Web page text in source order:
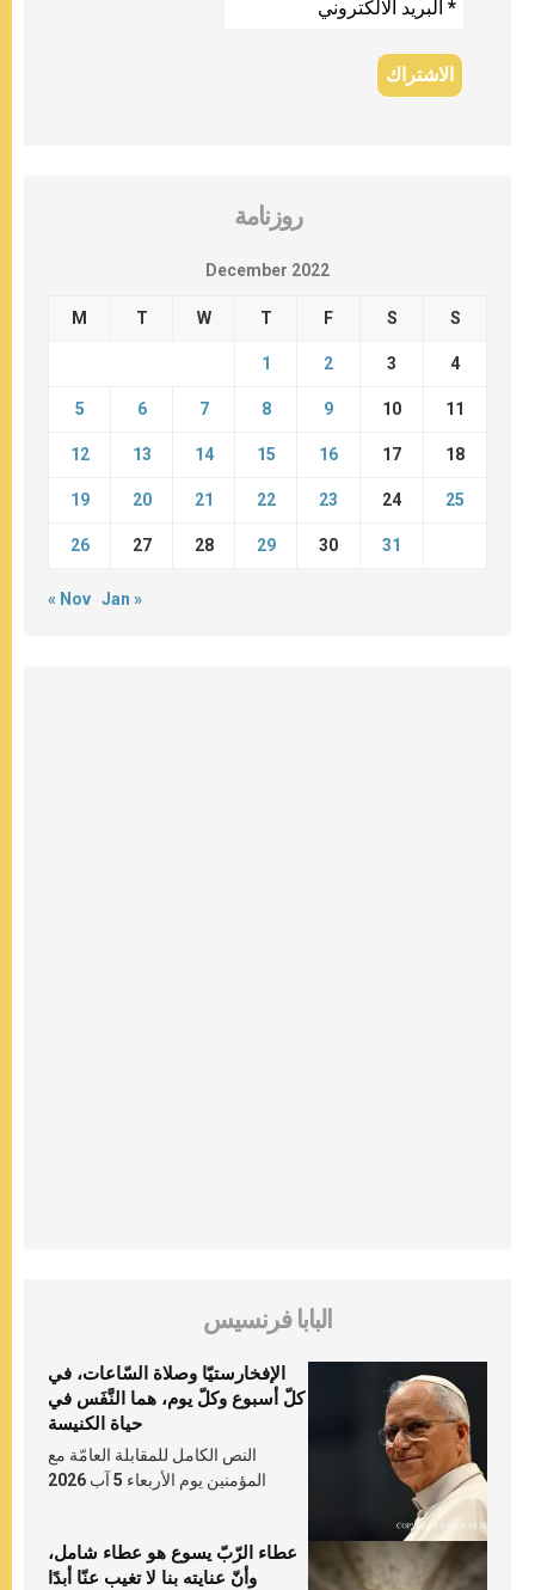
روزنامة
December 2022
M T W T F S S
1 2 3 4
5 6 7 8 9 10 11
12 13 14 15 16 17 18
19 20 21 22 23 24 25
26 27 28 29 30 31
« Nov Jan »
البابا فرنسيس
الإفخارستيّا وصلاة السّاعات، في
كلّ أسبوع وكلّ يوم، هما النَّفَس في
حياة الكنيسة
النص الكامل للمقابلة العامّة مع
المؤمنين يوم الأربعاء 5 آب 2026
عطاء الرّبّ يسوع هو عطاء شامل،
وأنّ عنايته بنا لا تغيب عنّا أبدًا